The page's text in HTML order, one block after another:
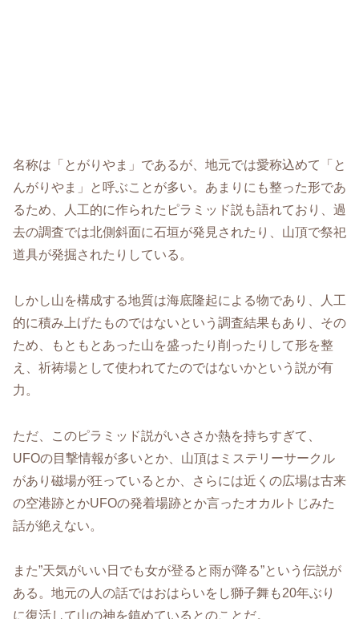
名称は「とがりやま」であるが、地元では愛称込めて「と
んがりやま」と呼ぶことが多い。あまりにも整った形であ
るため、人工的に作られたピラミッド説も語れており、過
去の調査では北側斜面に石垣が発見されたり、山頂で祭祀
道具が発掘されたりしている。
しかし山を構成する地質は海底隆起による物であり、人工
的に積み上げたものではないという調査結果もあり、その
ため、もともとあった山を盛ったり削ったりして形を整
え、祈祷場として使われてたのではないかという説が有
力。
ただ、このピラミッド説がいささか熱を持ちすぎて、
UFOの目撃情報が多いとか、山頂はミステリーサークル
があり磁場が狂っているとか、さらには近くの広場は古来
の空港跡とかUFOの発着場跡とか言ったオカルトじみた
話が絶えない。
また”天気がいい日でも女が登ると雨が降る”という伝説が
ある。地元の人の話ではおはらいをし獅子舞も20年ぶり
に復活して山の神を鎮めているとのことだ。